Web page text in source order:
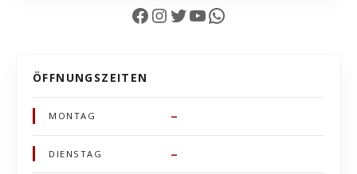
Facebook InstagramTwitter YouTube WhatsApp
ÖFFNUNGSZEITEN
MONTAG –
DIENSTAG –